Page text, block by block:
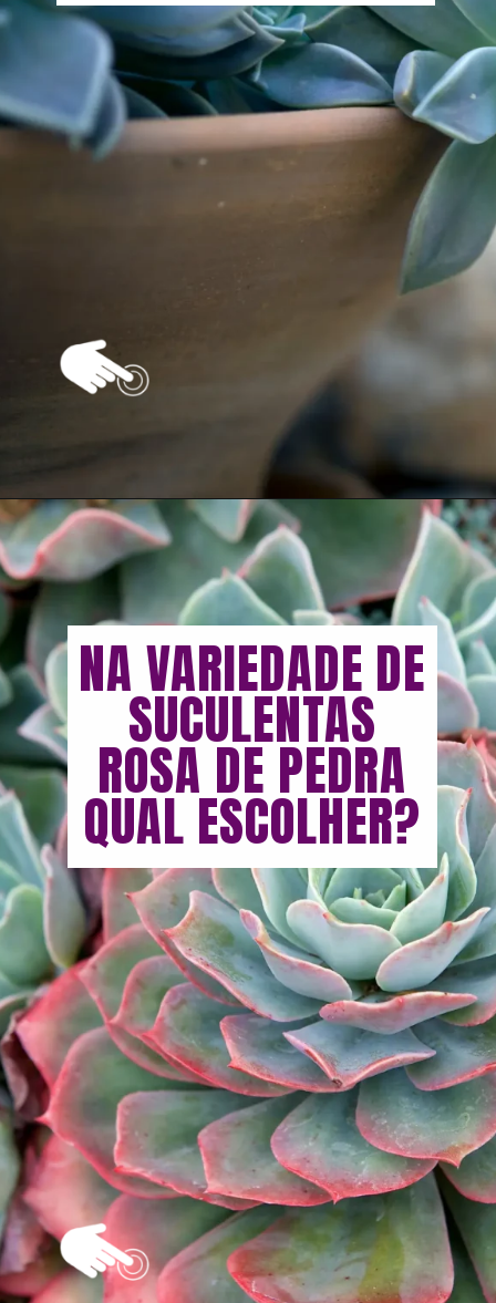
Opening https://vivendoagro.com.br/suculenta-echeveria-conheca-7-tipos-para-decorar-sua-casa.html
NA VARIEDADE DE
SUCULENTAS
ROSA DE PEDRA
QUAL ESCOLHER?